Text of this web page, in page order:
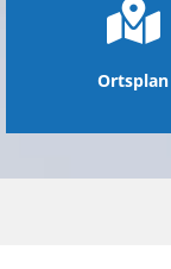
Ortsplan